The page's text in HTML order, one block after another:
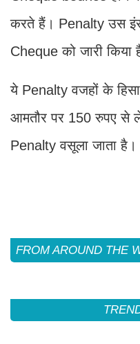
करते हैं। Penalty उस
Cheque को जारी किया
ये Penalty वजहों के
आमतौर पर 150 रुपए से
Penalty वसूला जाता है।
FROM AROUND THE